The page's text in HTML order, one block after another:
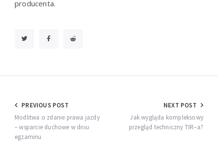
producenta.
Nawigacja
wpisu
PREVIOUS POST
Modlitwa o zdanie prawa jazdy
– wsparcie duchowe w dniu
egzaminu
NEXT POST
Jak wygląda kompleksowy
przegląd techniczny TIR–a?